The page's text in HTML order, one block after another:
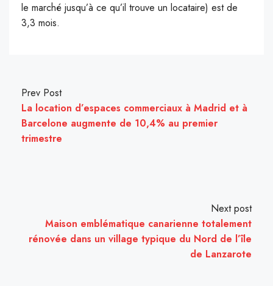
le marché jusqu’à ce qu’il trouve un locataire) est de
3,3 mois.
Prev Post
La location d’espaces commerciaux à Madrid et à
Barcelone augmente de 10,4% au premier
trimestre
Next post
Maison emblématique canarienne totalement
rénovée dans un village typique du Nord de l’île
de Lanzarote